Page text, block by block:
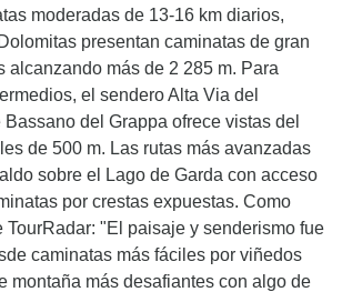
moderadas de 13-16 km diarios,
presentan caminatas de gran
alcanzando más de 2 285 m. Para
el sendero Alta Via del
del Grappa ofrece vistas del
de 500 m. Las rutas más avanzadas
sobre el Lago de Garda con acceso
por crestas expuestas. Como
TourRadar: "El paisaje y senderismo fue
caminatas más fáciles por viñedos
montaña más desafiantes con algo de